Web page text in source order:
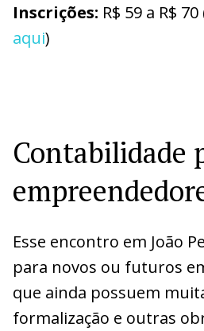
Inscrições: R$ 59 a R$
aqui)
Contabilidade
Esse encontro em João
para novos ou futuros
que ainda possuem
formalização e outras